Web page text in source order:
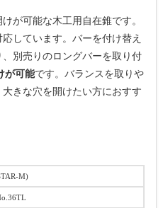
が可能な木工用自在錐です。
しています。バーを付け替え
別売りのロングバーを取り付
が可能です。バランスを取りや
きな穴を開けたい方におすす
M)